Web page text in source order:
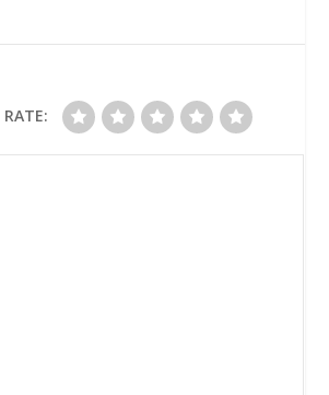
RATE: